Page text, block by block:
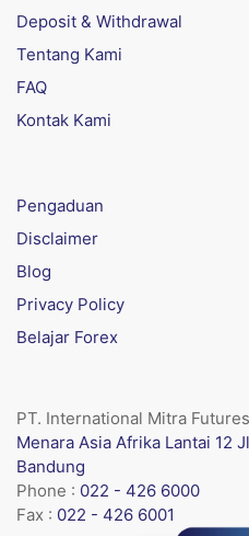
Deposit & Withdrawal
Tentang Kami
FAQ
Kontak Kami
Pengaduan
Disclaimer
Blog
Privacy Policy
Belajar Forex
PT. International Mitra Futures
Menara Asia Afrika Lantai 12
Bandung
Phone : 022 - 426 6000
Fax : 022 - 426 6001